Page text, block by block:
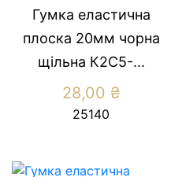
Гумка еластична
плоска 20мм чорна
щільна К2С5-...
28,00 ₴
25140